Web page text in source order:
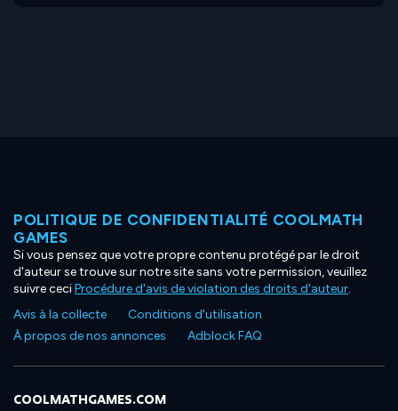
POLITIQUE DE CONFIDENTIALITÉ COOLMATH
GAMES
Si vous pensez que votre propre contenu protégé par le droit
d'auteur se trouve sur notre site sans votre permission, veuillez
suivre ceciProcédure d'avis de violation des droits d'auteur.
Avis à la collecte
Conditions d'utilisation
À propos de nos annonces
Adblock FAQ
COOLMATHGAMES.COM